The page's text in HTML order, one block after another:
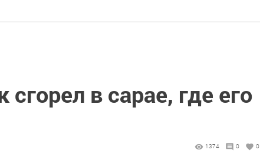
в сарае, где его
1374 0 0